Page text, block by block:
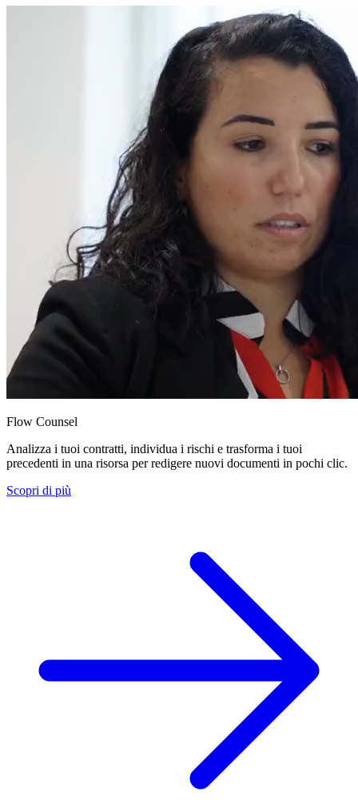
Flow Counsel
Analizza i tuoi contratti, individua i rischi e trasforma i tuoi
precedenti in una risorsa per redigere nuovi documenti in pochi clic.
Scopri di più